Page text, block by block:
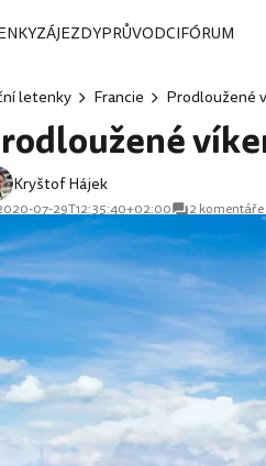
ZÁJEZDYPRŮVODCIFÓRUM
letenky Francie Prodloužené
Kryštof Hájek
07-29T12:35:40+02:00 2 komentáře